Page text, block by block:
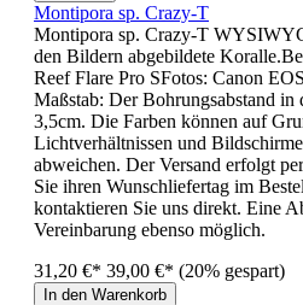
Montipora sp. Crazy-T
Montipora sp. Crazy-T
den Bildern abgebildete
Reef Flare Pro SFotos: Canon
Maßstab: Der Bohrungsabstand in
3,5cm. Die Farben können auf
Lichtverhältnissen und
abweichen. Der Versand erfolgt
Sie ihren Wunschliefertag im
kontaktieren Sie uns direkt. Eine
Vereinbarung ebenso möglich.
31,20 €* 39,00 €* (20% gespart)
In den Warenkorb